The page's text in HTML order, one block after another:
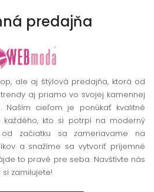
predajňa
ale aj štýlová predajňa, ktorá od
aj priamo vo svojej kamennej
Naším cieľom je ponúkať kvalitné
kto si potrpí na moderný
začiatku sa zameriavame na
a snažíme sa vytvoriť príjemné
to pravé pre seba. Navštívte nás
zamilujete!